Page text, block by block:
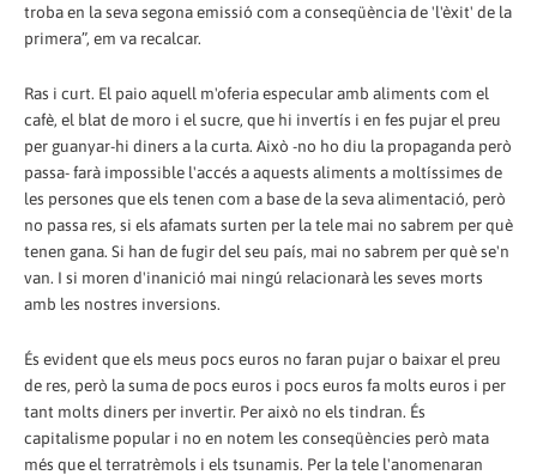
troba en la seva segona emissió com a conseqüència de 'l'èxit' de la
primera”, em va recalcar.
Ras i curt. El paio aquell m'oferia especular amb aliments com el
cafè, el blat de moro i el sucre, que hi invertís i en fes pujar el preu
per guanyar-hi diners a la curta. Això -no ho diu la propaganda però
passa- farà impossible l'accés a aquests aliments a moltíssimes de
les persones que els tenen com a base de la seva alimentació, però
no passa res, si els afamats surten per la tele mai no sabrem per què
tenen gana. Si han de fugir del seu país, mai no sabrem per què se'n
van. I si moren d'inanició mai ningú relacionarà les seves morts
amb les nostres inversions.
És evident que els meus pocs euros no faran pujar o baixar el preu
de res, però la suma de pocs euros i pocs euros fa molts euros i per
tant molts diners per invertir. Per això no els tindran. És
capitalisme popular i no en notem les conseqüències però mata
més que el terratrèmols i els tsunamis. Per la tele l'anomenaran